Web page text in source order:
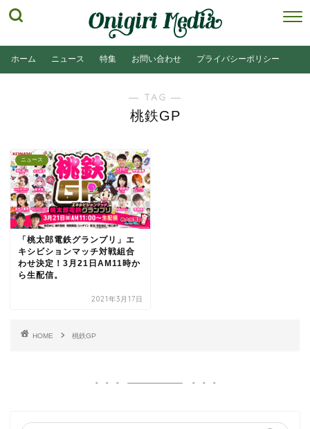
ホーム ニュース 特集 お問い合わせ プライバシーポリシー
― TAG ―
桃鉄GP
ニュース
「桃太郎電鉄グランプリ」エ
キシビションマッチ対戦組合
わせ決定！3月21日AM11時か
ら生配信。
2021年3月17日
HOME 桃鉄GP